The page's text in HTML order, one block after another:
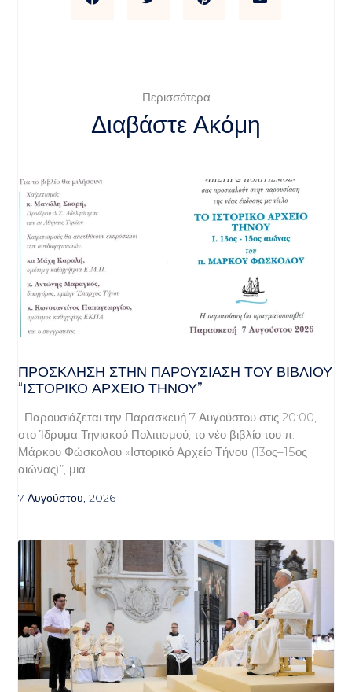
Περισσότερα
Διαβάστε Ακόμη
ΠΡΌΣΚΛΗΣΗ ΣΤΗΝ ΠΑΡΟΥΣΊΑΣΗ ΤΟΥ ΒΙΒΛΊΟΥ
“ΙΣΤΟΡΙΚΌ ΑΡΧΕΊΟ ΤΉΝΟΥ”
Παρουσιάζεται την Παρασκευή 7 Αυγούστου στις 20:00,
στο Ίδρυμα Τηνιακού Πολιτισμού, το νέο βιβλίο του π.
Μάρκου Φώσκολου «Ιστορικό Αρχείο Τήνου (13ος–15ος
αιώνας)”, μια
7 Αυγούστου, 2026